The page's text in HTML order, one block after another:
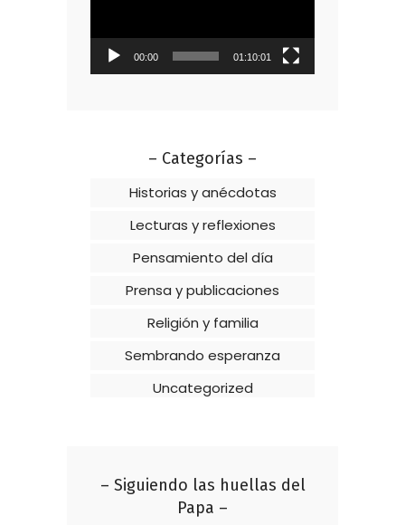
00:00 01:10:01
– Categorías –
Historias y anécdotas
Lecturas y reflexiones
Pensamiento del día
Prensa y publicaciones
Religión y familia
Sembrando esperanza
Uncategorized
– Siguiendo las huellas del
Papa –